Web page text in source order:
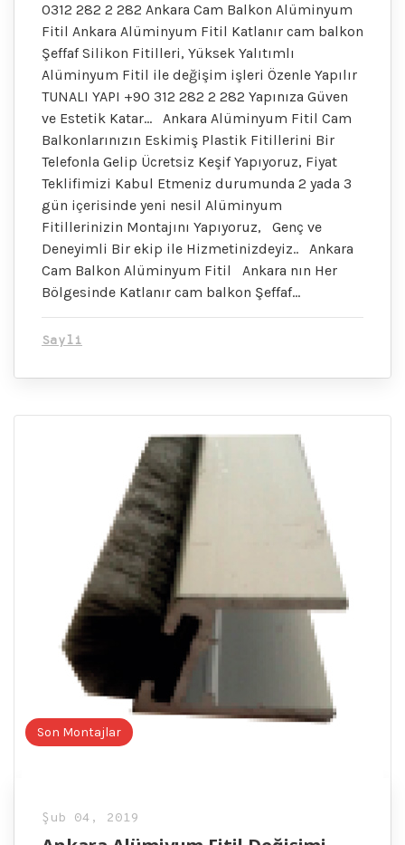
0312 282 2 282 Ankara Cam Balkon Alüminyum
Fitil Ankara Alüminyum Fitil Katlanır cam balkon
Şeffaf Silikon Fitilleri, Yüksek Yalıtımlı
Alüminyum Fitil ile değişim işleri Özenle Yapılır
TUNALI YAPI +90 312 282 2 282 Yapınıza Güven
ve Estetik Katar… Ankara Alüminyum Fitil Cam
Balkonlarınızın Eskimiş Plastik Fitillerini Bir
Telefonla Gelip Ücretsiz Keşif Yapıyoruz, Fiyat
Teklifimizi Kabul Etmeniz durumunda 2 yada 3
gün içerisinde yeni nesil Alüminyum
Fitillerinizin Montajını Yapıyoruz, Genç ve
Deneyimli Bir ekip ile Hizmetinizdeyiz.. Ankara
Cam Balkon Alüminyum Fitil Ankara nın Her
Bölgesinde Katlanır cam balkon Şeffaf…
Sayli
Son Montajlar
Şub 04, 2019